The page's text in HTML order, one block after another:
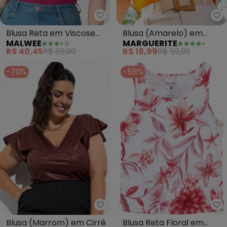
Malwee - Blusa Reta em
Blusa Reta em Viscose
Plus(Fúcsia)
MALWEE
R$ 40,45R$ 89,90
Blusa (Amarelo) em
Poliviscose
MARGUERITE
R$ 19,99R$ 59,99
-70%
Marguerite - Blusa (Marrom)
Blusa (Marrom) em Cirrê
-55%
Blusa Reta Floral em